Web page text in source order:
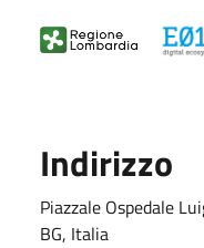
Indirizzo
Piazzale Ospedale
BG, Italia